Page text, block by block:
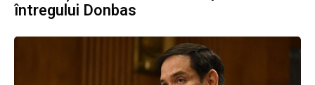
întregului Donbas